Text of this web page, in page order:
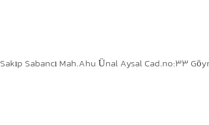
Sakıp Sabancı Mah.Ahu Ünal Aysal Cad.no:33